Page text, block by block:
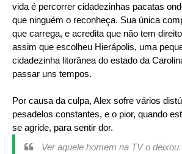
vida é percorrer cidadezinhas pacatas
que ninguém o reconheça. Sua única
que carrega, e acredita que não tem
assim que escolheu Hierápolis, uma
cidadezinha litorânea do estado da
passar uns tempos.
Por causa da culpa, Alex sofre vários
pesadelos constantes, e o pior, quando
se agride, para sentir dor.
Ver aquele homem na TV o deixou